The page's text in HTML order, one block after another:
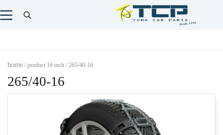
home / product 16 inch / 265/40-16
265/40-16